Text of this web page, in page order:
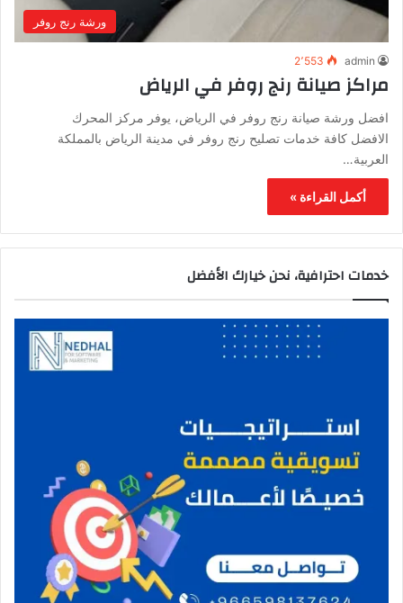
ورشة رنج روفر
admin 2٬553
مراكز صيانة رنج روفر في الرياض
افضل ورشة صيانة رنج روفر في الرياض، يوفر مركز المحرك
الافضل كافة خدمات تصليح رنج روفر في مدينة الرياض بالمملكة
العربية…
أكمل القراءة »
خدمات احترافية، نحن خيارك الأفضل